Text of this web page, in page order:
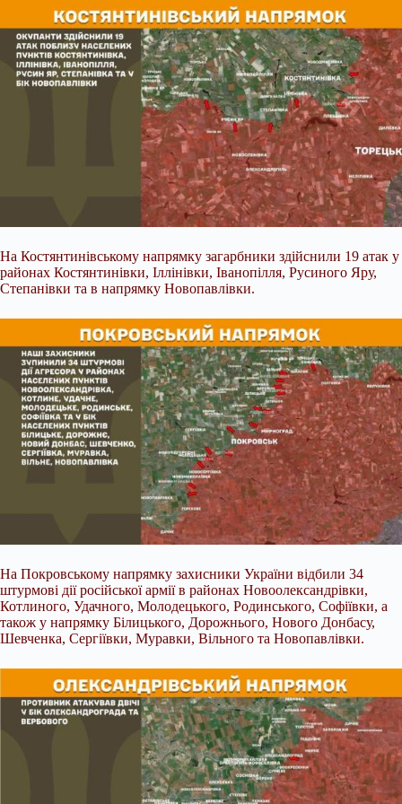
На Костянтинівському напрямку загарбники здійснили 19 атак у
районах Костянтинівки, Іллінівки, Іванопілля, Русиного Яру,
Степанівки та в напрямку Новопавлівки.
На Покровському напрямку захисники України відбили 34
штурмові дії російської армії в районах Новоолександрівки,
Котлиного, Удачного, Молодецького, Родинського, Софіївки, а
також у напрямку Білицького, Дорожнього, Нового Донбасу,
Шевченка, Сергіївки, Муравки, Вільного та Новопавлівки.